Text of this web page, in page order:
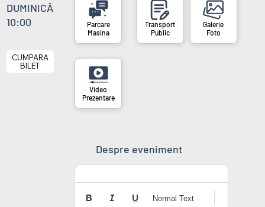
Masina
Transport
Public
Galerie
Foto
Video
Prezentare
Despre eveniment
Normal Text
DUMINICĂ
10:00
CUMPARA
BILET